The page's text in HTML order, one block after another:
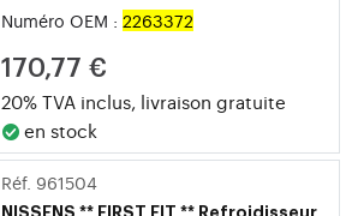
Numéro OEM :2263372
170,77 €
20% TVA inclus, livraison gratuite
en stock
Réf. 961504
NISSENS** FIRST FIT ** Refroidisseur